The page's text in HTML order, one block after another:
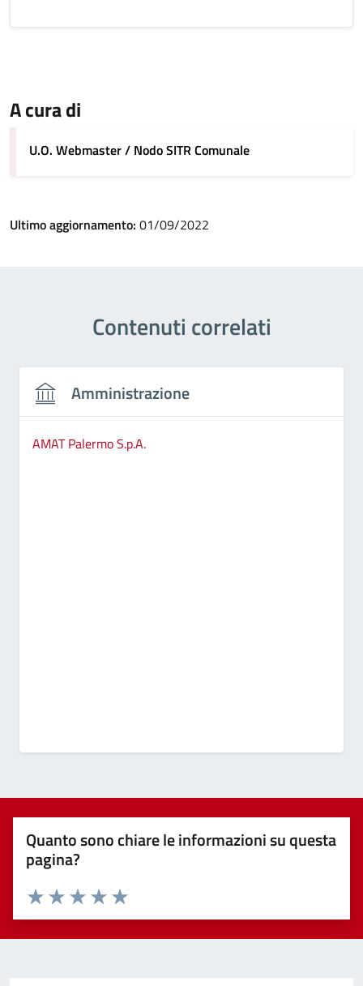
A cura di
U.O. Webmaster / Nodo SITR Comunale
Ultimo aggiornamento: 01/09/2022
Contenuti correlati
Amministrazione
AMAT Palermo S.p.A.
Quanto sono chiare le informazioni su questa
pagina?
Valuta 5 stelle su 5
Valuta 4 stelle su 5
Valuta 3 stelle su 5
Valuta 2 stelle su 5
Valuta 1 stelle su 5